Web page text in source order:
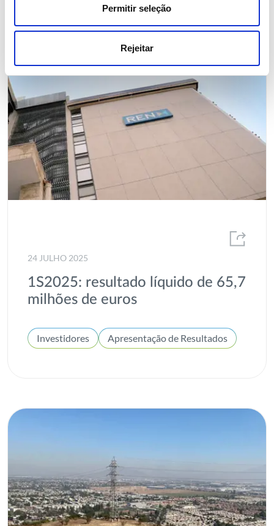
Permitir seleção
Rejeitar
24 JULHO 2025
1S2025: resultado líquido de 65,7
milhões de euros
Investidores Apresentação de Resultados